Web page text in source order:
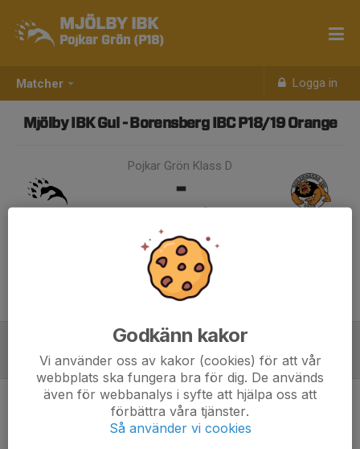
Matcher Logga in
MJÖLBY IBK
Pojkar Grön (P18)
Mjölby IBK Gul - Borensberg IBC P18/19 Orange
Pojkar Grön Klass D
-
Samling 08:30
Laguppställning
Ingen uppställning ifylld
Godkänn kakor
Vi använder oss av kakor (cookies) för att vår
webbplats ska fungera bra för dig. De används
även för webbanalys i syfte att hjälpa oss att
förbättra våra tjänster.
Så använder vi cookies